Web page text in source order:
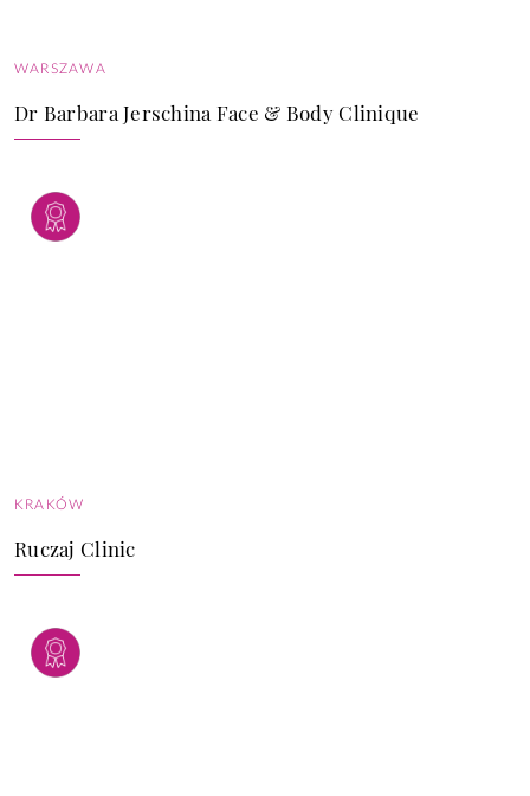
WARSZAWA
Dr Barbara Jerschina Face & Body Clinique
KRAKÓW
Ruczaj Clinic